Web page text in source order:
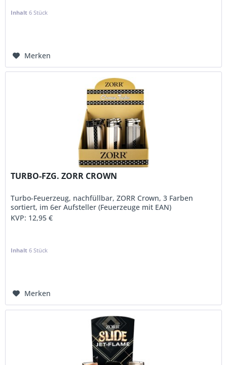
Inhalt6 Stück
Merken
TURBO-FZG. ZORR CROWN
Turbo-Feuerzeug, nachfüllbar, ZORR Crown, 3 Farben
sortiert, im 6er Aufsteller (Feuerzeuge mit EAN)
KVP: 12,95 €
Inhalt6 Stück
Merken